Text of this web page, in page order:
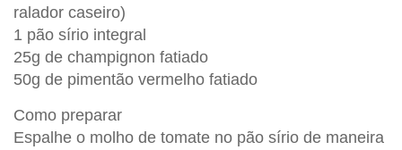
ralador caseiro)
1 pão sírio integral
25g de champignon fatiado
50g de pimentão vermelho fatiado
Como preparar
Espalhe o molho de tomate no pão sírio de maneira